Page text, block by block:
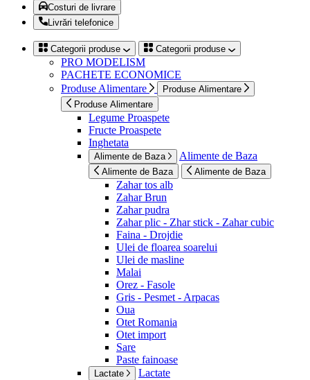
Costuri de livrare
Livrări telefonice
Categorii produse Categorii produse
PRO MODELISM
PACHETE ECONOMICE
Produse Alimentare
Produse Alimentare
Produse Alimentare
Legume Proaspete
Fructe Proaspete
Inghetata
Alimente de Baza Alimente de Baza
Alimente de Baza Alimente de Baza
Zahar tos alb
Zahar Brun
Zahar pudra
Zahar plic - Zhar stick - Zahar cubic
Faina - Drojdie
Ulei de floarea soarelui
Ulei de masline
Malai
Orez - Fasole
Gris - Pesmet - Arpacas
Oua
Otet Romania
Otet import
Sare
Paste fainoase
Lactate Lactate